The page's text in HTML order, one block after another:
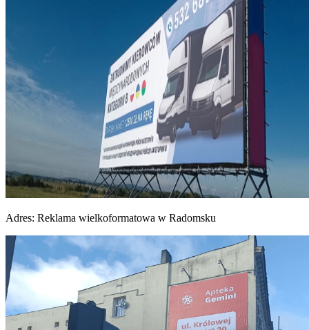
Adres: Reklama wielkoformatowa w Radomsku